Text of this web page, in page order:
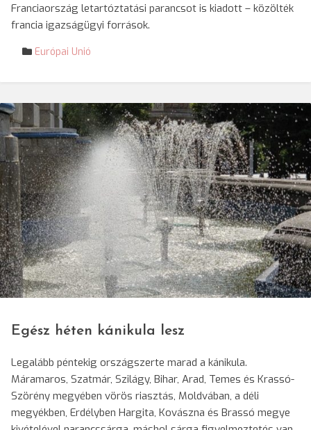
Franciaország letartóztatási parancsot is kiadott – közölték
francia igazságügyi források.
Európai Unió
© Darvas Enikő/SRR
Egész héten kánikula lesz
Legalább péntekig országszerte marad a kánikula.
Máramaros, Szatmár, Szilágy, Bihar, Arad, Temes és Krassó-
Szörény megyében vörös riasztás, Moldvában, a déli
megyékben, Erdélyben Hargita, Kovászna és Brassó megye